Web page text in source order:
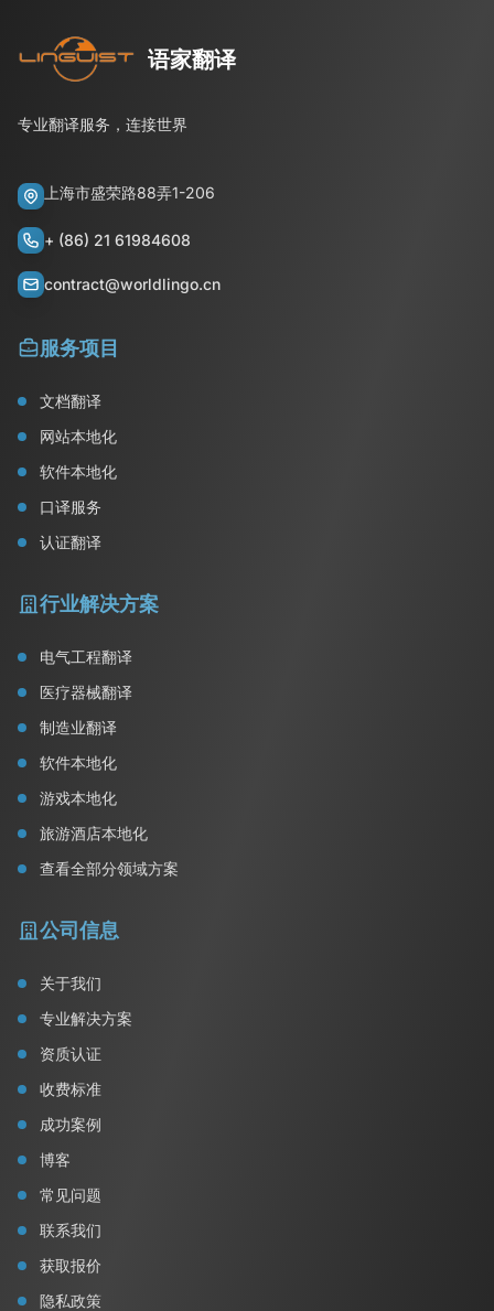
语家翻译
专业翻译服务，连接世界
上海市盛荣路88弄1-206
+ (86) 21 61984608
contract@worldlingo.cn
服务项目
文档翻译
网站本地化
软件本地化
口译服务
认证翻译
行业解决方案
电气工程翻译
医疗器械翻译
制造业翻译
软件本地化
游戏本地化
旅游酒店本地化
查看全部分领域方案
公司信息
关于我们
专业解决方案
资质认证
收费标准
成功案例
博客
常见问题
联系我们
获取报价
隐私政策